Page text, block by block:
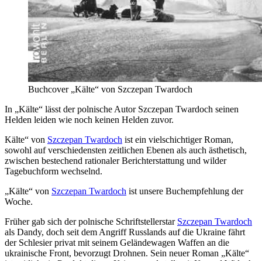
Buchcover „Kälte“ von Szczepan Twardoch
In „Kälte“ lässt der polnische Autor Szczepan Twardoch seinen
Helden leiden wie noch keinen Helden zuvor.
Kälte“ von Szczepan Twardoch ist ein vielschichtiger Roman,
sowohl auf verschiedensten zeitlichen Ebenen als auch ästhetisch,
zwischen bestechend rationaler Berichterstattung und wilder
Tagebuchform wechselnd.
„Kälte“ von Szczepan Twardoch ist unsere Buchempfehlung der
Woche.
Früher gab sich der polnische Schriftstellerstar Szczepan Twardoch
als Dandy, doch seit dem Angriff Russlands auf die Ukraine fährt
der Schlesier privat mit seinem Geländewagen Waffen an die
ukrainische Front, bevorzugt Drohnen. Sein neuer Roman „Kälte“